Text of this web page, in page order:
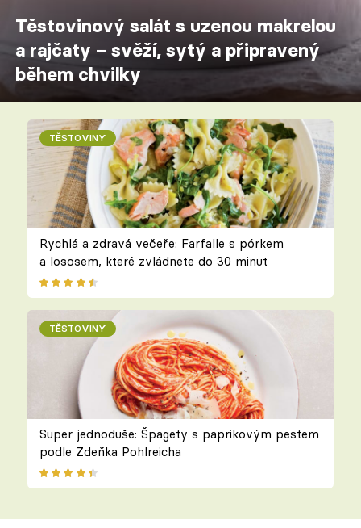
Těstovinový salát s uzenou makrelou
a rajčaty – svěží, sytý a připravený
během chvilky
TĚSTOVINY
Rychlá a zdravá večeře: Farfalle s pórkem
a lososem, které zvládnete do 30 minut
TĚSTOVINY
Super jednoduše: Špagety s paprikovým pestem
podle Zdeňka Pohlreicha